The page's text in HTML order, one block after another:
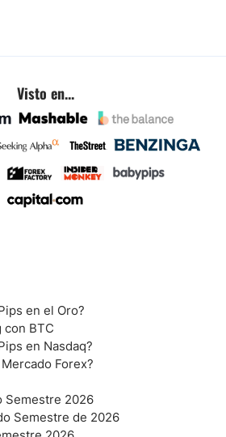
Visto en...
en el Oro?
con BTC
en Nasdaq?
Forex?
Semestre 2026
Semestre de 2026